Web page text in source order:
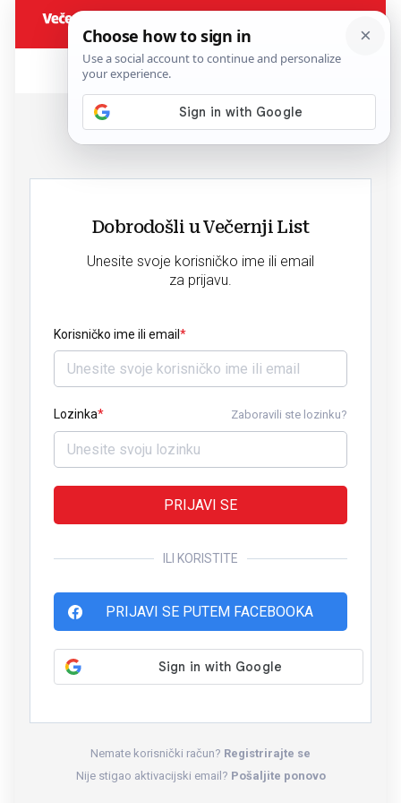
Dobrodošli u Večernji List
Unesite svoje korisničko ime ili email
za prijavu.
Korisničko ime ili email
Lozinka Zaboravili ste lozinku?
PRIJAVI SE
ILI KORISTITE
PRIJAVI SE PUTEM FACEBOOKA
Nemate korisnički račun? Registrirajte se
Nije stigao aktivacijski email? Pošaljite ponovo